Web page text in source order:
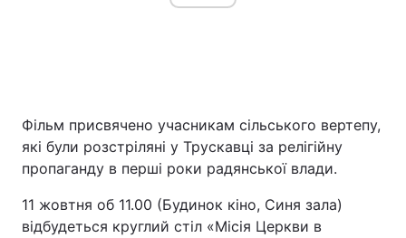
Фільм присвячено учасникам сільського вертепу,
які були розстріляні у Трускавці за релігійну
пропаганду в перші роки радянської влади.
11 жовтня об 11.00 (Будинок кіно, Синя зала)
відбудеться круглий стіл «Місія Церкви в